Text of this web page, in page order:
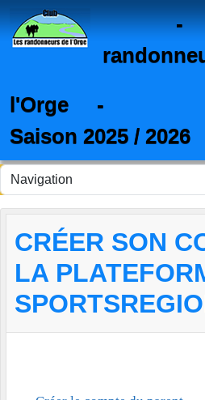
-
l'Orge
Saison 2025 /
CRÉER SON
LA
Panneau de gestion des cookies